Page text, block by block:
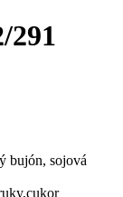
291
bujón, sojová